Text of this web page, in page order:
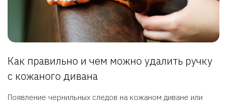
Как правильно и чем можно удалить ручку
с кожаного дивана
Появление чернильных следов на кожаном диване или